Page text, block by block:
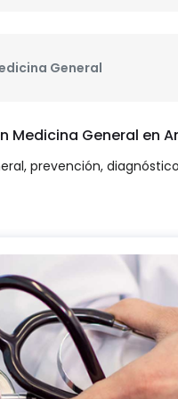
General
Medicina General en
prevención,